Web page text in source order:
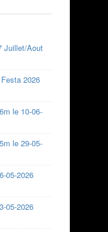
Juillet/Aout
2026
le 10-06-
le 29-05-
05-2026
05-2026